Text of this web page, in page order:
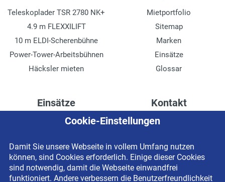
Teleskoplader TSR 2780 NK+
4.9 m FLEXXILIFT
10 m ELDI-Scherenbühne
Power-Tower-Arbeitsbühnen
Häcksler mieten
Mietportfolio
Sitemap
Marken
Einsätze
Glossar
Einsätze
Höhenzugang für
Drainage verlegen
Fassadenreinigung
Terrasse anlegen
Kontakt
Kontaktformular
Impressum
Datenschutzerklärung
Newsletter-Anmeldung
Cookie-Einstellungen
Damit Sie unsere Webseite in vollem Umfang nutzen
können, sind Cookies erforderlich. Einige dieser Cookies
sind notwendig, damit die Webseite einwandfrei
funktioniert. Andere verbessern die Benutzerfreundlichkeit